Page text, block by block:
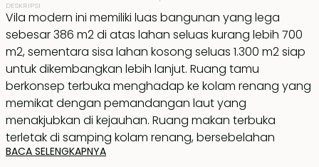
DESKRIPSI
Vila modern ini memiliki luas bangunan yang lega
sebesar 386 m2 di atas lahan seluas kurang lebih 700
m2, sementara sisa lahan kosong seluas 1.300 m2 siap
untuk dikembangkan lebih lanjut. Ruang tamu
berkonsep terbuka menghadap ke kolam renang yang
memikat dengan pemandangan laut yang
menakjubkan di kejauhan. Ruang makan terbuka
terletak di samping kolam renang, bersebelahan
dengan dapur modern yang lengkap.
BACA SELENGKAPNYA